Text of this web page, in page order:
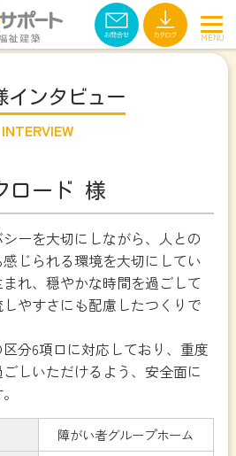
インタビュー
INTERVIEW
ロード 様
ーを大切にしながら、人との
じられる環境を大切にしてい
れ、穏やかな時間を過ごして
やすさにも配慮したつくりで
分6項ロに対応しており、重度
しいただけるよう、安全面に
障がい者グループホーム